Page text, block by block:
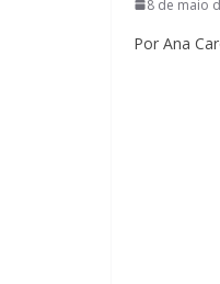
8 de maio
Por Ana